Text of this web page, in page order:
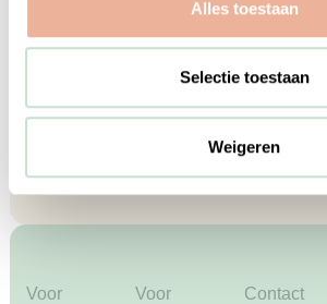
Alles toestaan
Selectie toestaan
Weigeren
Samen zorgen we
Korte wachttijden
Meestal binnen 1 week
Voor
Voor
Contact